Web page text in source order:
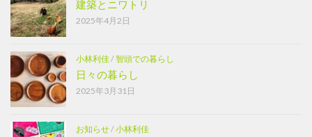
建築とニワトリ
2025年4月2日
小林利佳/智頭での暮らし
日々の暮らし
2025年3月31日
お知らせ/小林利佳